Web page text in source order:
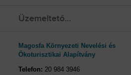
Üzemeltető…
Magosfa Környezeti Nevelési és
Ökoturisztikai Alapítvány
Telefon: 20 984 3946